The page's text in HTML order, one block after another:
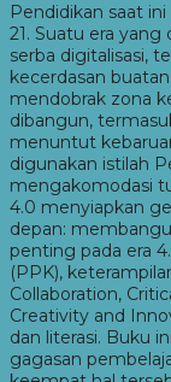
Pendidikan saat
21. Suatu era
serba digitalisasi,
kecerdasan
mendobrak zona
dibangun,
menuntut
digunakan istilah
mengakomodasi
4.0 menyiapkan
depan:
penting pada era
(PPK),
Collaboration,
Creativity and
dan literasi. Buku
gagasan